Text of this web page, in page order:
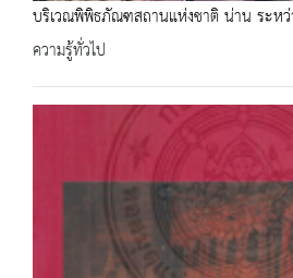
บริเวณพิพิธภัณฑสถานแห่งชาติ น่าน ระห
ความรู้ทั่วไป